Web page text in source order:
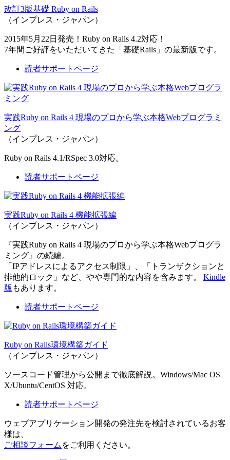
改訂3版基礎 Ruby on Rails
（インプレス・ジャパン）
2015年5月22日発売！Ruby on Rails 4.2対応！
7年間ご好評をいただいてきた「基礎Rails」の最新版です。
読者サポートページ
実践Ruby on Rails 4 現場のプロから学ぶ本格Webプログラミ
ング
（インプレス・ジャパン）
Ruby on Rails 4.1/RSpec 3.0対応。
読者サポートページ
実践Ruby on Rails 4 機能拡張編
（インプレス・ジャパン）
『実践Ruby on Rails 4 現場のプロから学ぶ本格Webプログラ
ミング』の続編。
「IPアドレスによるアクセス制限」、「トランザクションと
排他的ロック」など、やや専門的な内容を含みます。 Kindle
版 もあります。
読者サポートページ
Ruby on Rails環境構築ガイド
（インプレス・ジャパン）
ソースコード管理から公開まで徹底解説。Windows/Mac OS
X/Ubuntu/CentOS 対応。
読者サポートページ
ウェブアプリケーション開発の発注先を検討されているお客
様は、
ご相談フォーム をご利用ください。